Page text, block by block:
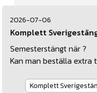
2026-07-06
Komplett
Semesterstängt när ?
Kan man beställa
Komplett